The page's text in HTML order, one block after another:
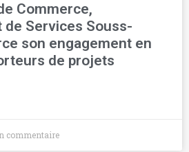
Commerce,
de Services Souss-
son engagement en
de projets
commentaire